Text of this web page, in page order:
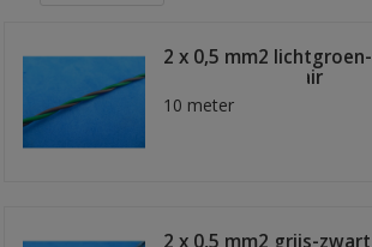
2 x 0,5 mm2 lichtgroen-
bruin twisted pair
10 meter
2 x 0,5 mm2 grijs-zwart